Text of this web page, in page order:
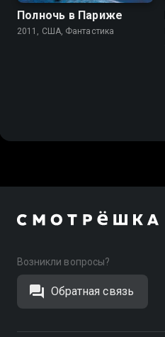
Полночь в Париже
2011, США, Фантастика
Возникли вопросы?
Обратная связь